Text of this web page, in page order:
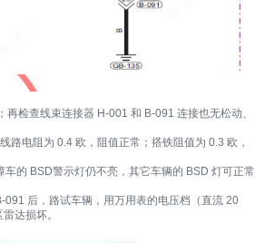
检查线束连接器 H-001 和 B-091 连接也无松动、
电阻为 0.4 欧，阻值正常；搭铁阻值为 0.3 欧，
的 BSD警示灯仍不亮，其它车辆的 BSD 灯可正常
后，路试车辆，用万用表的电压档（直流 20
达损坏。